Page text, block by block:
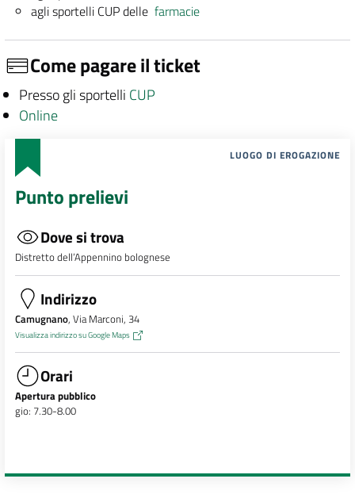
agli sportelli CUP dellefarmacie
Come pagare il ticket
Presso gli sportelli CUP
Online
LUOGO DI EROGAZIONE
Punto prelievi
Dove si trova
Distretto dell’Appennino bolognese
Indirizzo
Camugnano, Via Marconi, 34
Visualizza indirizzo su Google Maps
Orari
Apertura pubblico
gio: 7.30-8.00